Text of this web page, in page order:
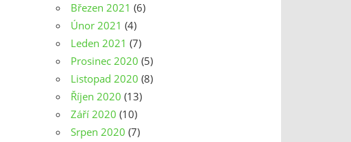
Březen 2021 (6)
Únor 2021 (4)
Leden 2021 (7)
Prosinec 2020 (5)
Listopad 2020 (8)
Říjen 2020 (13)
Září 2020 (10)
Srpen 2020 (7)